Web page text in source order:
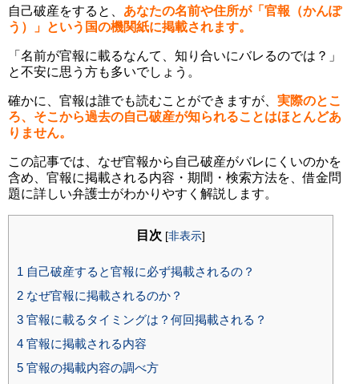
自己破産をすると、 あなたの名前や住所が「官報（かんぽ
う）」という国の機関紙に掲載されます。
「名前が官報に載るなんて、知り合いにバレるのでは？」
と不安に思う方も多いでしょう。
確かに、官報は誰でも読むことができますが、 実際のとこ
ろ、そこから過去の自己破産が知られることはほとんどあ
りません。
この記事では、なぜ官報から自己破産がバレにくいのかを
含め、官報に掲載される内容・期間・検索方法を、借金問
題に詳しい弁護士がわかりやすく解説します。
目次 [非表示]
1 自己破産すると官報に必ず掲載されるの？
2 なぜ官報に掲載されるのか？
3 官報に載るタイミングは？何回掲載される？
4 官報に掲載される内容
5 官報の掲載内容の調べ方